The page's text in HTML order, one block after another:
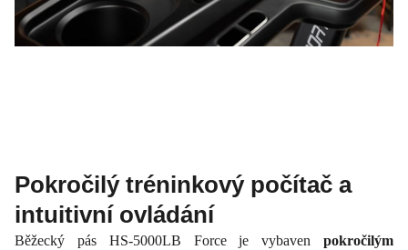
Pokročilý tréninkový počítač a
intuitivní ovládání
Běžecký pás HS-5000LB Force je vybaven pokročilým